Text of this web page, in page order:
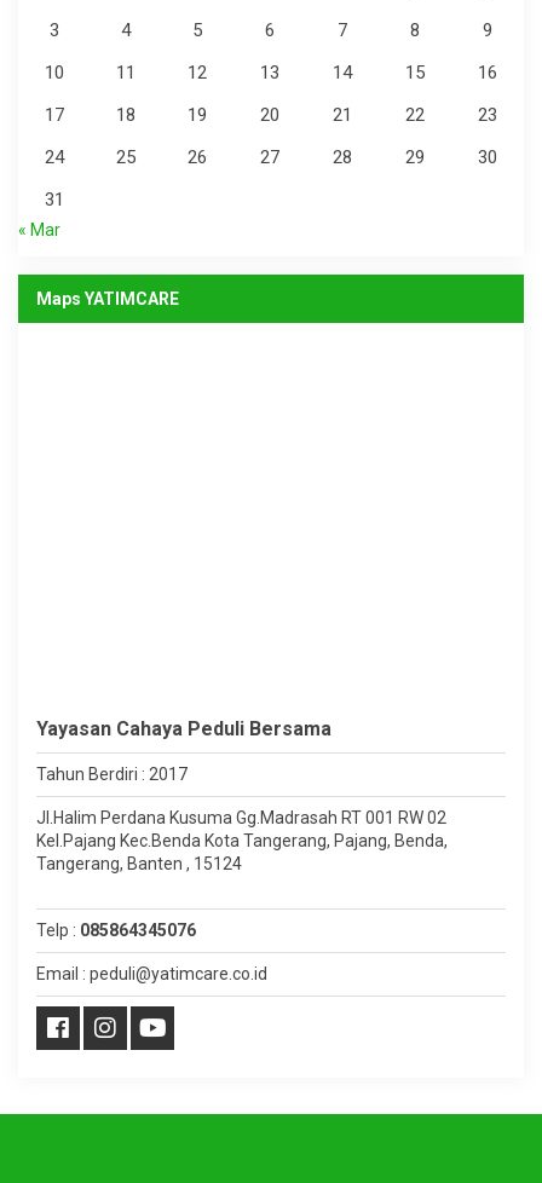
3
4 5 6 7 8
9
10
11 12 13 14 15
16
17
18 19 20 21 22
23
24
25 26 27 28 29
30
31
« Mar
Maps YATIMCARE
Yayasan Cahaya Peduli Bersama
Tahun Berdiri : 2017
Jl.Halim Perdana Kusuma Gg.Madrasah RT 001 RW 02
Kel.Pajang Kec.Benda Kota Tangerang, Pajang, Benda,
Tangerang, Banten , 15124
Telp : 085864345076
Email : peduli@yatimcare.co.id